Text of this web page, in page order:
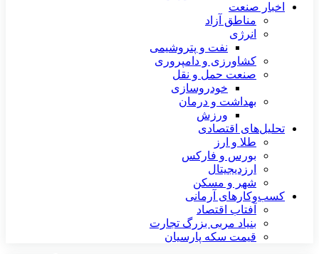
اخبار صنعت
مناطق آزاد
انرژی
نفت و پتروشیمی
کشاورزی و دامپروری
صنعت حمل و نقل
خودروسازی
بهداشت و درمان
ورزش
تحلیل‌های اقتصادی
طلا و ارز
بورس و فارکس
ارزدیجیتال
شهر و مسکن
کسب‌وکارهای آرمانی
آفتاب اقتصاد
بنیاد مربی بزرگ تجارت
قیمت سکه پارسیان